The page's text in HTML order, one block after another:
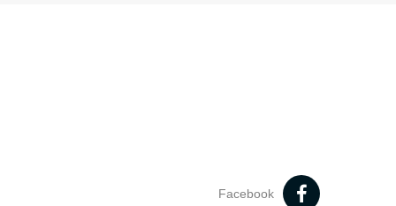
Facebook